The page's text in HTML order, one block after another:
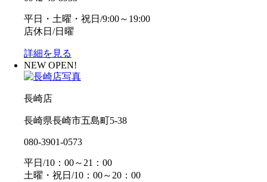
平日・土曜・祝日/9:00～19:00
店休日/日曜
詳細を見る
NEW OPEN!
長崎店
長崎県長崎市五島町5-38
080-3901-0573
平日/10：00～21：00
土曜・祝日/10：00～20：00